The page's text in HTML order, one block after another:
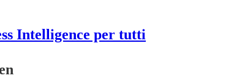
Intelligence per tutti